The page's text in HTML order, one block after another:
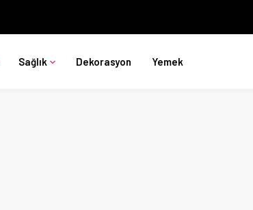
Sağlık Dekorasyon Yemek